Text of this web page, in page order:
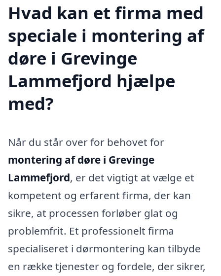
Hvad kan et firma med
speciale i montering af
døre i Grevinge
Lammefjord hjælpe
med?
Når du står over for behovet for
montering af døre i Grevinge
Lammefjord, er det vigtigt at vælge et
kompetent og erfarent firma, der kan
sikre, at processen forløber glat og
problemfrit. Et professionelt firma
specialiseret i dørmontering kan tilbyde
en række tjenester og fordele, der sikrer,